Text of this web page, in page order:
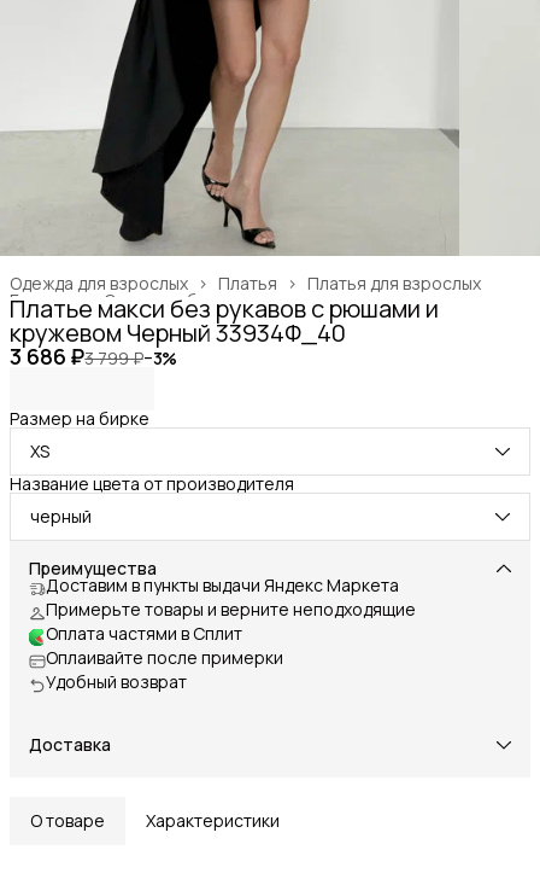
Платья для взрослых
Платья ›
Одежда для взрослых ›
Одежда, обувь и аксессуары ›
Главная ›
Платье макси без рукавов с рюшами и
кружевом Черный 33934Ф_40
3 686 ₽3 799 ₽−3%
Размер на бирке
XS
Название цвета от производителя
черный
Преимущества
Доставим в пункты выдачи Яндекс Маркета
Примерьте товары и верните неподходящие
Оплата частями в Сплит
Оплаивайте после примерки
Удобный возврат
Доставка
О товаре Характеристики